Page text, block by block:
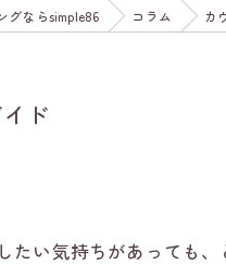
グならsimple86 コラム カ
ド
い気持ちがあっても